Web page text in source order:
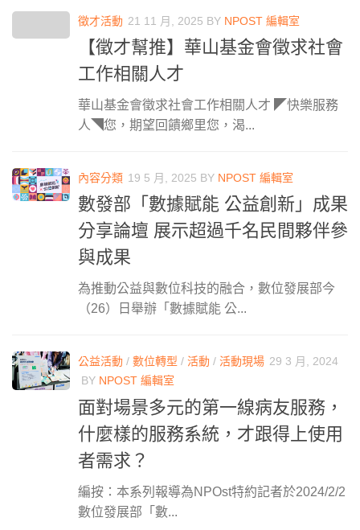
徵才活動 21 11 月, 2025 BY NPOST 編輯室
【徵才幫推】華山基金會徵求社會
工作相關人才
華山基金會徵求社會工作相關人才 ◤快樂服務
人◥您，期望回饋鄉里您，渴...
內容分類 19 5 月, 2025 BY NPOST 編輯室
數發部「數據賦能 公益創新」成果
分享論壇 展示超過千名民間夥伴參
與成果
為推動公益與數位科技的融合，數位發展部今
（26）日舉辦「數據賦能 公...
公益活動 / 數位轉型 / 活動 / 活動現場 29 3 月, 2024
BY NPOST 編輯室
面對場景多元的第一線病友服務，
什麼樣的服務系統，才跟得上使用
者需求？
編按：本系列報導為NPOst特約記者於2024/2/2
數位發展部「數...